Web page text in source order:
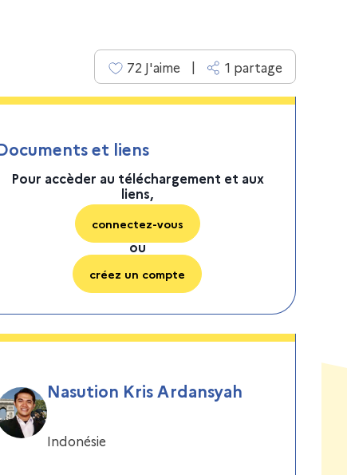
72 J'aime | 1 partage
et liens
Pour accèder au téléchargement et aux
liens,
connectez-vous
ou
créez un compte
Nasution Kris Ardansyah
Indonésie